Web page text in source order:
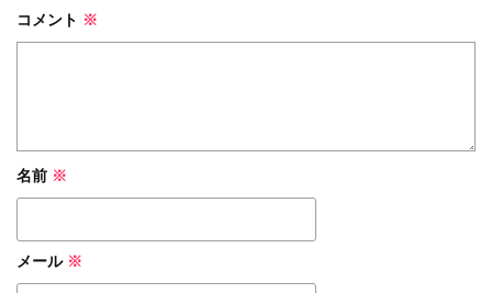
コメント ※
名前 ※
メール ※